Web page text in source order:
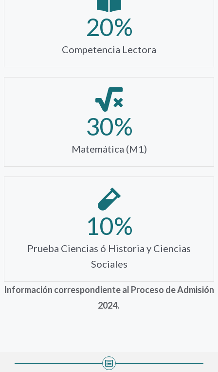
20%
Competencia Lectora
30%
Matemática (M1)
10%
Prueba Ciencias ó Historia y Ciencias
Sociales
Información correspondiente al Proceso de Admisión
2024.